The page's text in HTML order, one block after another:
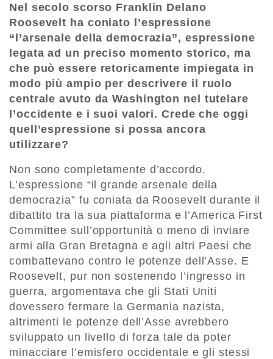
Nel secolo scorso Franklin Delano
Roosevelt ha coniato l’espressione
“l’arsenale della democrazia”, espressione
legata ad un preciso momento storico, ma
che può essere retoricamente impiegata in
modo più ampio per descrivere il ruolo
centrale avuto da Washington nel tutelare
l’occidente e i suoi valori. Crede che oggi
quell’espressione si possa ancora
utilizzare?
Non sono completamente d’accordo.
L’espressione “il grande arsenale della
democrazia” fu coniata da Roosevelt durante il
dibattito tra la sua piattaforma e l’America First
Committee sull’opportunità o meno di inviare
armi alla Gran Bretagna e agli altri Paesi che
combattevano contro le potenze dell’Asse. E
Roosevelt, pur non sostenendo l’ingresso in
guerra, argomentava che gli Stati Uniti
dovessero fermare la Germania nazista,
altrimenti le potenze dell’Asse avrebbero
sviluppato un livello di forza tale da poter
minacciare l’emisfero occidentale e gli stessi